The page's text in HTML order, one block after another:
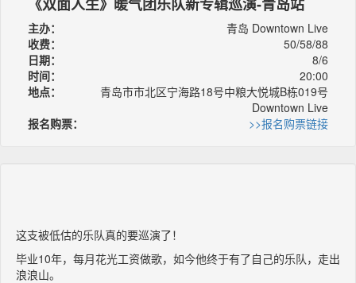
主办：
青岛 Downtown Live
收费：
50/58/88
日期：
8/6
时间：
20:00
地点：
青岛市市北区宁海路18号中粮大悦城B栋019号
Downtown Live
报名购票：
>>报名购票链接
这支被低估的乐队真的要巡演了！
毕业10年，每月花光工资做歌，如今他终于有了自己的乐队，走出
浪浪山。